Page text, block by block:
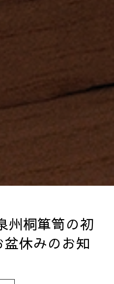
州桐箪笥の初
休みのお知